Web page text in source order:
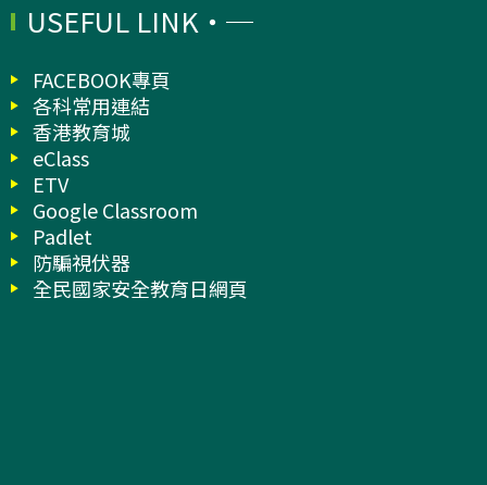
USEFUL LINK
FACEBOOK專頁
各科常用連結
香港教育城
eClass
ETV
Google Classroom
Padlet
防騙視伏器
全民國家安全教育日網頁